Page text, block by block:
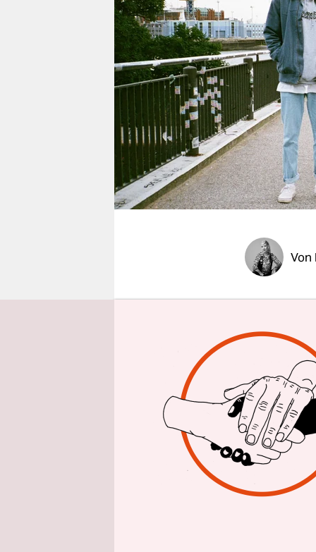
verlag
verlag
veranstaltungen
fragen & hilfe
unterstützen
abo
genossenschaft
Von
„Die
dem Bus
Fahrt /
meinem
und die
AfD thinks
Punkband
Im Text
Demos